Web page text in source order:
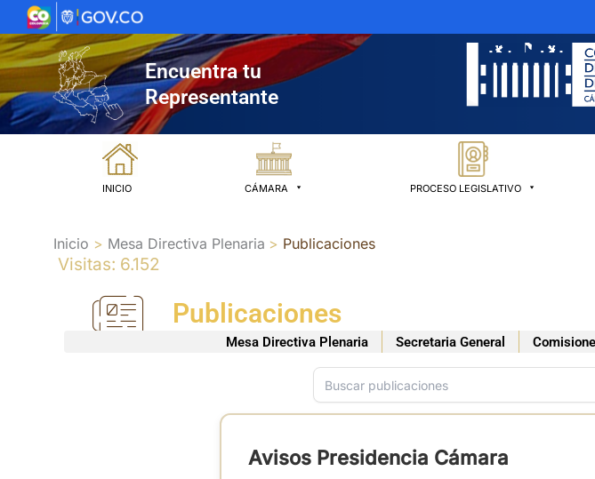
al
contenido
Encuentra tu
Representante
INICIO CÁMARA PROCESO LEGISLATIVO
Inicio Mesa Directiva Plenaria Publicaciones
Visitas: 6.152
Publicaciones
Mesa Directiva Plenaria Secretaria General
Avisos Presidencia Cámara